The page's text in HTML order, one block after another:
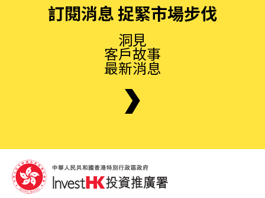
訂閱消息 捉緊市場步伐
洞見
客戶故事
最新消息